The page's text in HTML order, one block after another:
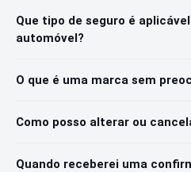
Que tipo de seguro é
automóvel?
O que é uma marca sem
Como posso alterar ou
Quando receberei uma